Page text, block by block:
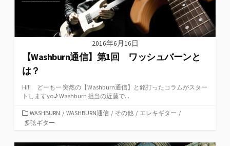
2016年6月16日
【Washburn通信】第1回 ワッシュバーンと
は？
Hi!! どーもー 突然の【Washburn通信】と銘打ったコラムがスター
トしますyo♪ Washburn 担当の近藤で...
カ
テ
リ
WASHBURN / WASHBURN通信 / その他 / エレキギター /
多弦ギター